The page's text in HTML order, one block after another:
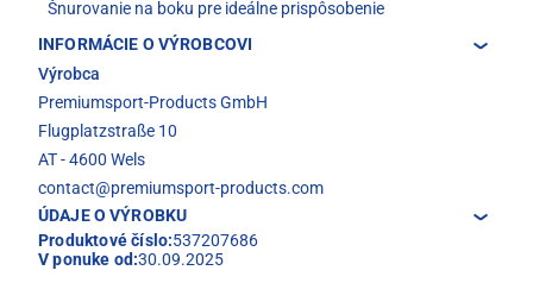
Šnurovanie na boku pre ideálne prispôsobenie
INFORMÁCIE O VÝROBCOVI
Výrobca
Premiumsport-Products GmbH
Flugplatzstraße 10
AT - 4600 Wels
contact@premiumsport-products.com
ÚDAJE O VÝROBKU
Produktové číslo:537207686
V ponuke od:30.09.2025